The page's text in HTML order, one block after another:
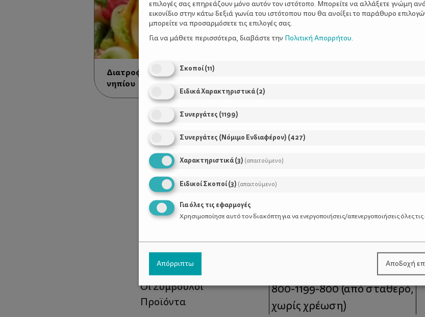
Διατροφή μετά τον πρώτο χρόνο ζωής του
νηπίου
Χρήσιμοι Σύνδεσμοι
Τι είναι το ΔΕΛΤΑ moms
Οι Σύμβουλοι
Προϊόντα
Τηλέφωνο Επικοινωνίας:
800-1199-800(από σταθερό,
χωρίς χρέωση)
επιλογές σας επηρεάζουν μόνο αυτόν τον ιστότοπο. Μπορείτε να αλλάξετε γνώμη
εικονίδιο στην κάτω δεξιά γωνία του ιστότοπου που θα ανοίξει το παράθυρο
μπορείτε να προσαρμόσετε τις επιλογές σας.
Για να μάθετε περισσότερα, διαβάστε την Πολιτική Απορρήτου.
Σκοποί(11)
Ειδικά Χαρακτηριστικά(2)
Συνεργάτες (1199)
Συνεργάτες (Νόμιμο Ενδιαφέρον) (427)
Χαρακτηριστικά(3) (απαιτούμενο)
Ειδικοί Σκοποί(3) (απαιτούμενο)
Για όλες τις εφαρμογές
Χρησιμοποίησε αυτό τον διακόπτη για να ενεργοποιήσεις/απενεργοποιήσεις όλες
Απόρριπτω Αποδοχή